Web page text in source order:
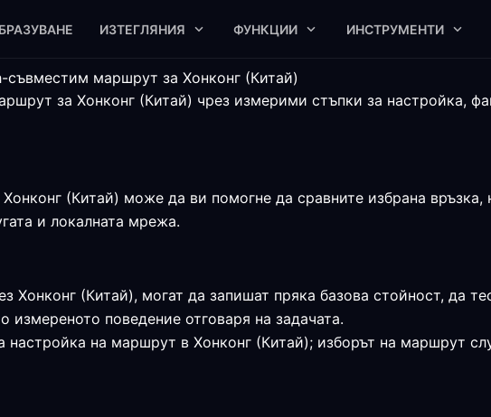
ИЗТЕГЛЯНИЯ ФУНКЦИИ ИНСТРУМЕНТИ
съвместим маршрут за Хонконг (Китай)
за Хонконг (Китай) чрез измерими стъпки за настройка,
(Китай) може да ви помогне да сравните избрана връзка,
и локалната мрежа.
Хонконг (Китай), могат да запишат пряка базова стойност, да
измереното поведение отговаря на задачата.
настройка на маршрут в Хонконг (Китай); изборът на маршрут